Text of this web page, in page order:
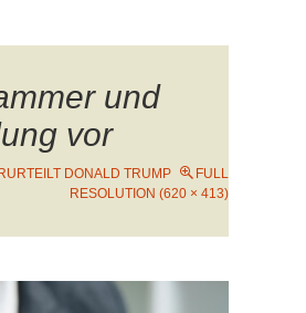
und
vor
DONALD TRUMP
FULL
RESOLUTION (620 × 413)